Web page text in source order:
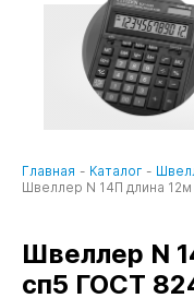
Главная - Каталог -
Швеллер N 14П длина
Швеллер N
сп5 ГОСТ